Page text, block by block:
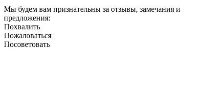
Мы будем вам признательны за отзывы, замечания и
предложения:
Похвалить
Пожаловаться
Посоветовать